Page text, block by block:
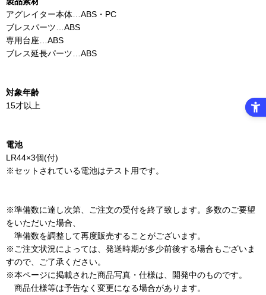
アグレイター本体…ABS・PC
ブレスパーツ…ABS
専用台座…ABS
ブレス延長パーツ…ABS
対象年齢
15才以上
電池
LR44×3個(付)
※セットされている電池はテスト用です。
※準備数に達し次第、ご注文の受付を終了致します。多数のご要望
をいただいた場合、
準備数を調整して再度販売することがございます。
※ご注文状況によっては、発送時期が多少前後する場合もございま
すので、ご了承ください。
※本ページに掲載された商品写真・仕様は、開発中のものです。
商品仕様等は予告なく変更になる場合があります。